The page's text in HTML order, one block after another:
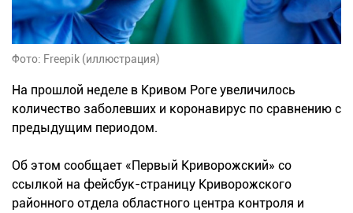
Фото: Freepik (иллюстрация)
На прошлой неделе в Кривом Роге увеличилось
количество заболевших и коронавирус по сравнению с
предыдущим периодом.
Об этом сообщает «Первый Криворожский» со
ссылкой на фейсбук-страницу Криворожского
районного отдела областного центра контроля и